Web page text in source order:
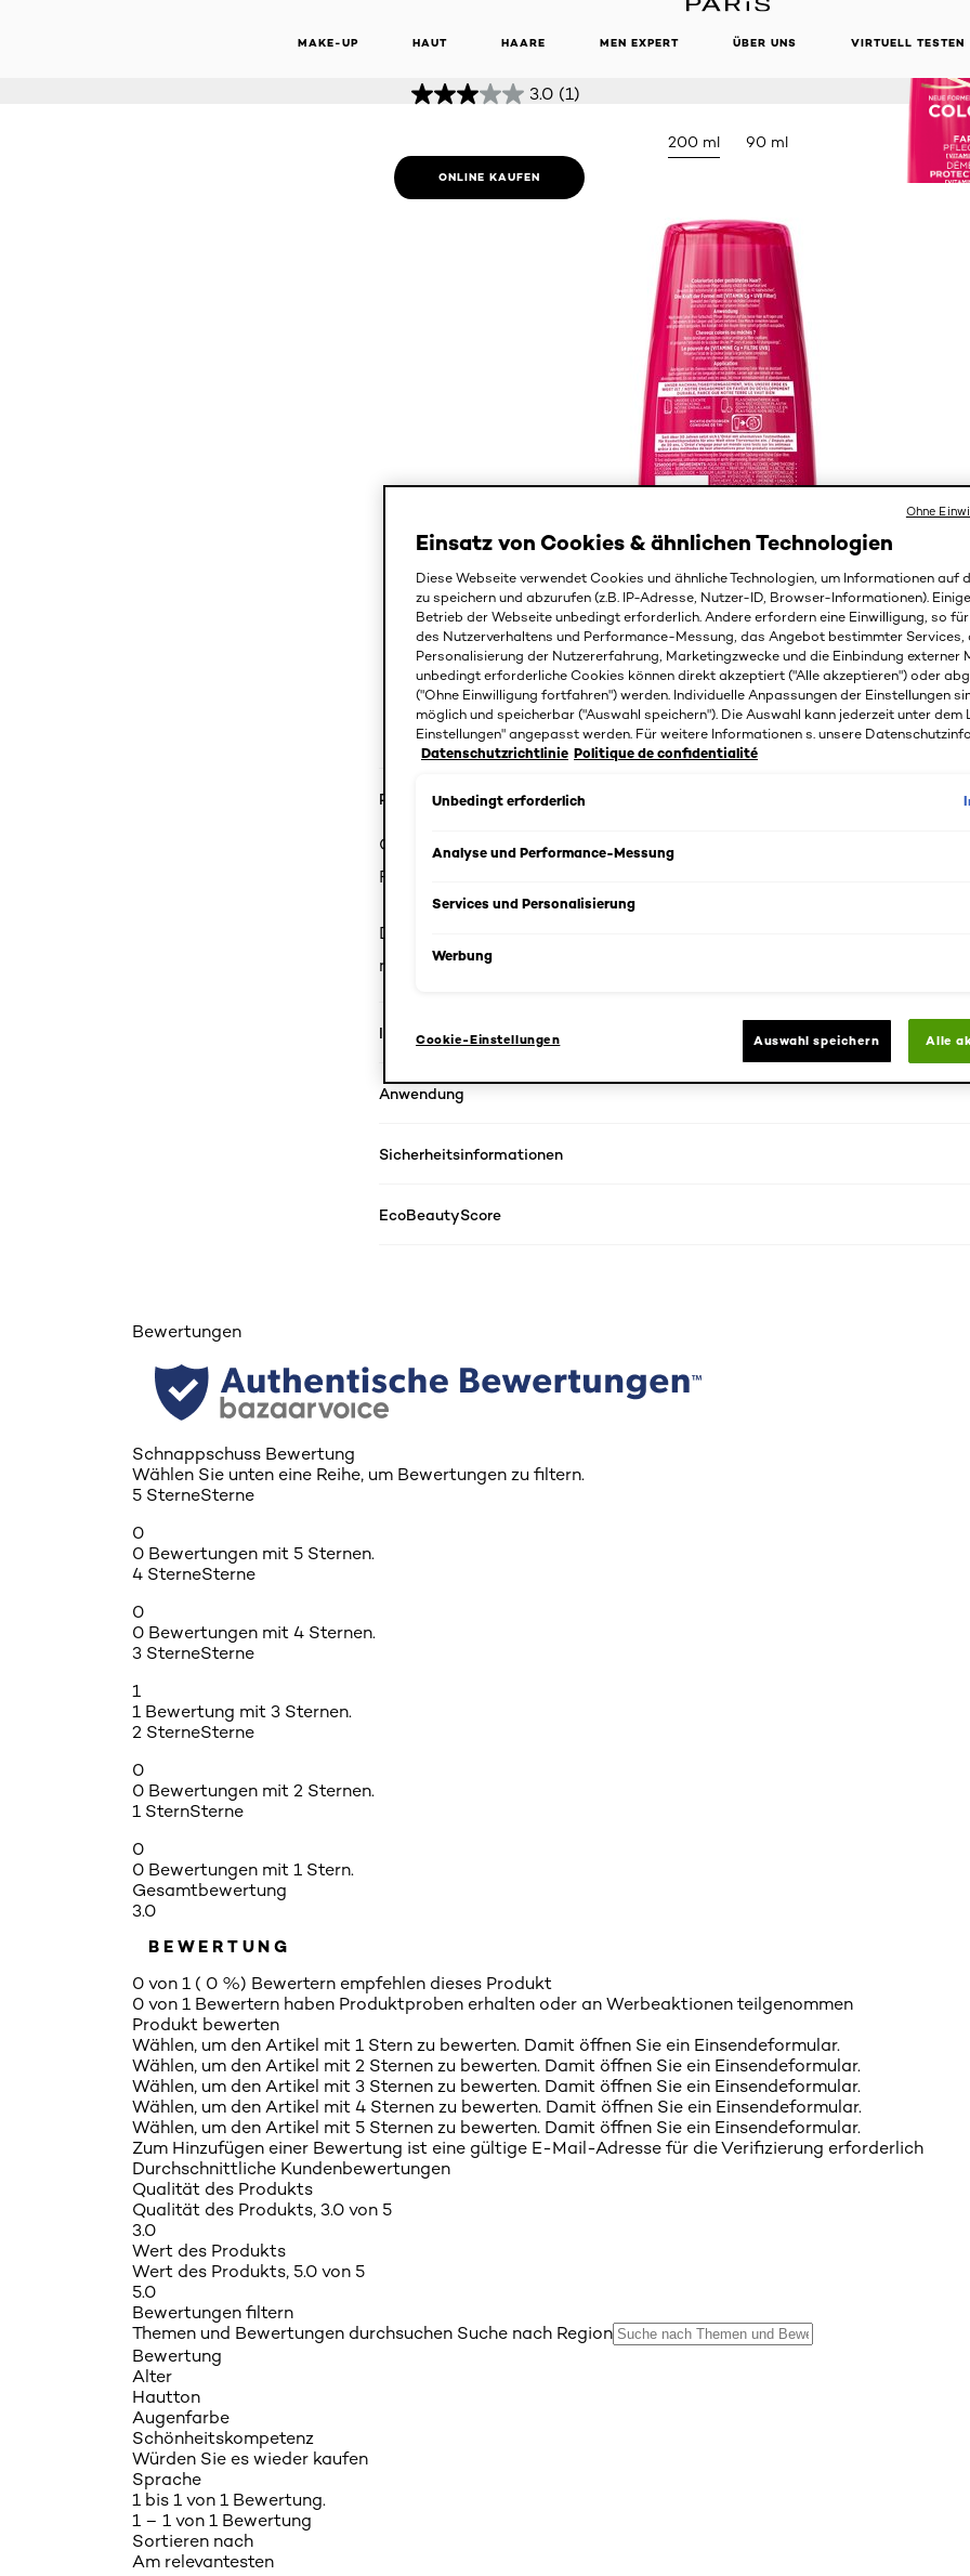
MAKE-UP HAUT HAARE MEN EXPERT ÜBER UNS VIRTUELL TESTEN
FARBSCHUTZ PFLEGE
SPÜLUNG
3.0 (1)
ONLINE KAUFEN
200 ml 90 ml
Produktdetails
Coloriertes oder gesträhntes Haar? Die farbschützende Formel schützt
Farbintensität ab dem ersten Tag bis zu 40 Haarwäschen.
Die Kraft der Formel mit Vitamin Cg + UVB-Filter bewahrt den
nächsten Coloration und schützt das Haar vor urbanen Umweltschäden.
Inhaltsstoffe
Anwendung
Sicherheitsinformationen
EcoBeautyScore
Bewertungen
Schnappschuss Bewertung
Wählen Sie unten eine Reihe, um Bewertungen zu filtern.
5 SterneSterne
0
0 Bewertungen mit 5 Sternen.
4 SterneSterne
0
0 Bewertungen mit 4 Sternen.
3 SterneSterne
1
1 Bewertung mit 3 Sternen.
2 SterneSterne
0
0 Bewertungen mit 2 Sternen.
1 SternSterne
0
0 Bewertungen mit 1 Stern.
Gesamtbewertung
3.0
BEWERTUNG
0 von 1 ( 0 %) Bewertern empfehlen dieses Produkt
0 von 1 Bewertern haben Produktproben erhalten oder an Werbeaktionen teilgenommen
Produkt bewerten
Wählen, um den Artikel mit 1 Stern zu bewerten. Damit öffnen Sie ein Einsendeformular.
Wählen, um den Artikel mit 2 Sternen zu bewerten. Damit öffnen Sie ein Einsendeformular.
Wählen, um den Artikel mit 3 Sternen zu bewerten. Damit öffnen Sie ein Einsendeformular.
Wählen, um den Artikel mit 4 Sternen zu bewerten. Damit öffnen Sie ein Einsendeformular.
Wählen, um den Artikel mit 5 Sternen zu bewerten. Damit öffnen Sie ein Einsendeformular.
Zum Hinzufügen einer Bewertung ist eine gültige E-Mail-Adresse für die Verifizierung erforderlich
Durchschnittliche Kundenbewertungen
Qualität des Produkts
Qualität des Produkts, 3.0 von 5
3.0
Wert des Produkts
Wert des Produkts, 5.0 von 5
5.0
Bewertungen filtern
Themen und Bewertungen durchsuchen Suche nach Region
Bewertung
Alter
Hautton
Augenfarbe
Schönheitskompetenz
Würden Sie es wieder kaufen
Sprache
1 bis 1 von 1 Bewertung.
1 – 1 von 1 Bewertung
Sortieren nach
Am relevantesten
Einsatz von Cookies & ähnlichen Technologien
Diese Webseite verwendet Cookies und ähnliche Technologien, um Informationen auf
zu speichern und abzurufen (z.B. IP-Adresse, Nutzer-ID, Browser-Informationen).
Betrieb der Webseite unbedingt erforderlich. Andere erfordern eine Einwilligung, so
des Nutzerverhaltens und Performance-Messung, das Angebot bestimmter Services,
Personalisierung der Nutzererfahrung, Marketingzwecke und die Einbindung externer
unbedingt erforderliche Cookies können direkt akzeptiert ("Alle akzeptieren") oder
("Ohne Einwilligung fortfahren") werden. Individuelle Anpassungen der Einstellungen
möglich und speicherbar ("Auswahl speichern"). Die Auswahl kann jederzeit unter dem
Einstellungen" angepasst werden. Für weitere Informationen s. unsere
Datenschutzrichtlinie Politique de confidentialité
Unbedingt erforderlich
Analyse und Performance-Messung
Services und Personalisierung
Werbung
Cookie-Einstellungen Auswahl speichern Alle
Ohne